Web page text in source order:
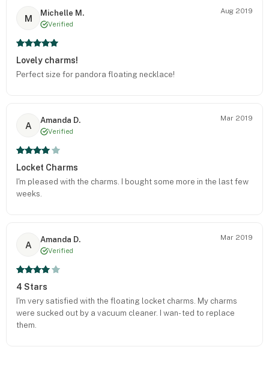
M
Michelle M.
Verified
Aug 2019
Lovely charms!
Perfect size for pandora floating necklace!
A
Amanda D.
Verified
Mar 2019
Locket Charms
I'm pleased with the charms. I bought some more in the last few
weeks.
A
Amanda D.
Verified
Mar 2019
4 Stars
I'm very satisfied with the floating locket charms. My charms
were sucked out by a vacuum cleaner. I wan- ted to replace
them.